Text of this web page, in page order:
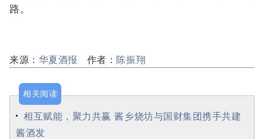
路。
来源： 华夏酒报 作者： 陈振翔
相关阅读
相互赋能，聚力共赢 酱乡烧坊与国财集团携手共建
酱酒发